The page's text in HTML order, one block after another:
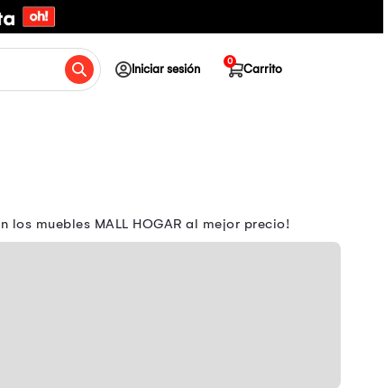
Iniciar sesión Carrito
0
los muebles MALL HOGAR al mejor precio!